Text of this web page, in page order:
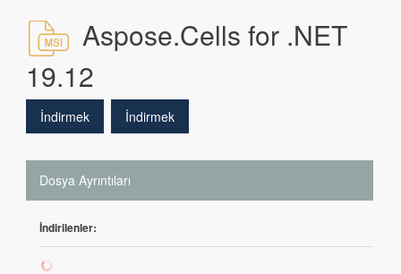
Aspose.Cells for .NET
19.12
İndirmek İndirmek
Dosya Ayrıntıları
İndirilenler:
60